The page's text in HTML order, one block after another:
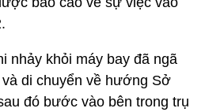
nhảy khỏi máy bay đã ngã
di chuyển về hướng Sở
đó bước vào bên trong trụ